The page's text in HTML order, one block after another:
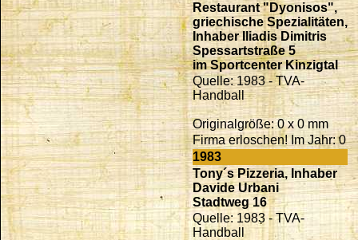
Restaurant "Dyonisos",
griechische Spezialitäten,
Inhaber Iliadis Dimitris
Spessartstraße 5
im Sportcenter Kinzigtal
Quelle: 1983 - TVA-
Handball
Originalgröße: 0 x 0 mm
Firma erloschen! Im Jahr: 0
1983
Tony´s Pizzeria, Inhaber
Davide Urbani
Stadtweg 16
Quelle: 1983 - TVA-
Handball